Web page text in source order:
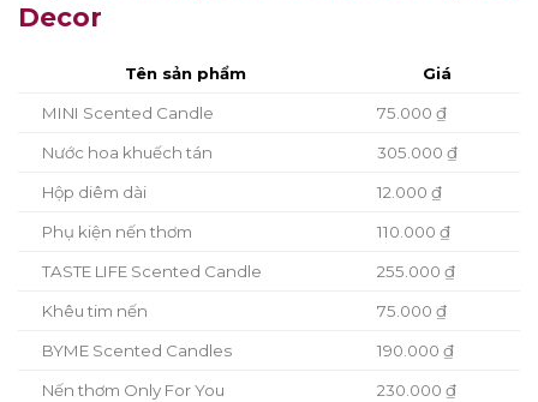
Decor
Tên sản phẩm Giá
MINI Scented Candle 75.000 ₫
Nước hoa khuếch tán 305.000 ₫
Hộp diêm dài 12.000 ₫
Phụ kiện nến thơm 110.000 ₫
TASTE LIFE Scented Candle 255.000 ₫
Khêu tim nến 75.000 ₫
BYME Scented Candles 190.000 ₫
Nến thơm Only For You 230.000 ₫